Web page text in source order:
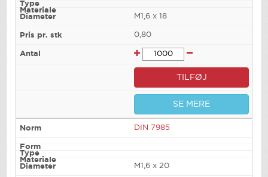
M1,6 x 18
0,80
TILFØJ
SE MERE
DIN 7985
M1,6 x 20